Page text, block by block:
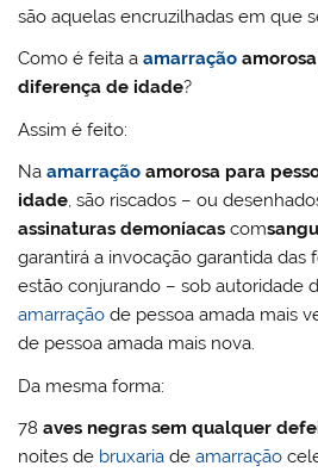
são aquelas encruzilhadas em que
Como é feita aamarração
diferença de idade?
Assim é feito:
Naamarração amorosa para
idade, são riscados – ou
assinaturas demoníacas com
garantirá a invocação garantida das
estão conjurando – sob autoridade
amarração de pessoa amada mais
de pessoa amada mais nova.
Da mesma forma:
78aves negras sem qualquer
noites de bruxaria deamarração